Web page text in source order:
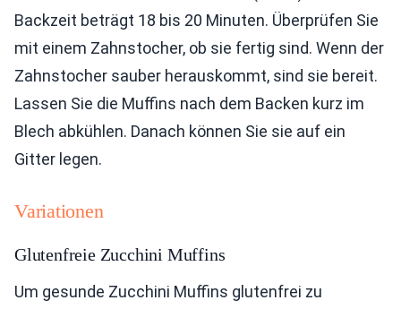
Backzeit beträgt 18 bis 20 Minuten. Überprüfen Sie
mit einem Zahnstocher, ob sie fertig sind. Wenn der
Zahnstocher sauber herauskommt, sind sie bereit.
Lassen Sie die Muffins nach dem Backen kurz im
Blech abkühlen. Danach können Sie sie auf ein
Gitter legen.
Variationen
Glutenfreie Zucchini Muffins
Um gesunde Zucchini Muffins glutenfrei zu